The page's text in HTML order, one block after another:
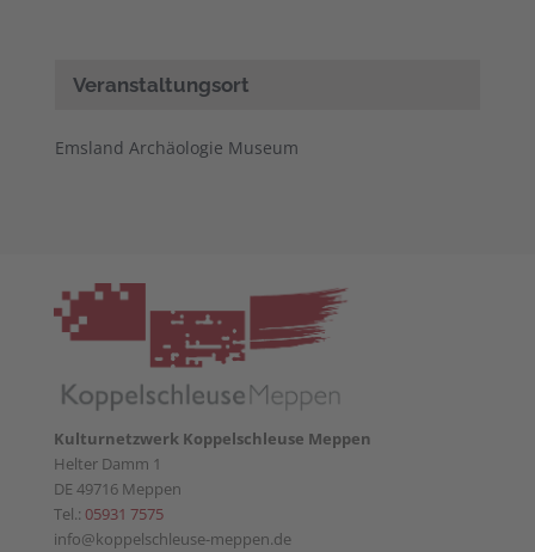
Veranstaltungsort
Emsland Archäologie Museum
Kulturnetzwerk Koppelschleuse Meppen
Helter Damm 1
DE 49716 Meppen
Tel.: 05931 7575
info@koppelschleuse-meppen.de